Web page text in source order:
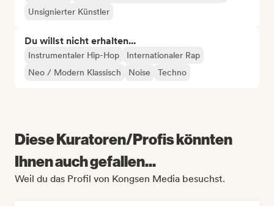
Unsignierter Künstler
Du willst nicht erhalten...
Instrumentaler Hip-Hop
Internationaler Rap
Neo / Modern Klassisch
Noise Techno
Diese Kuratoren/Profis könnten
Ihnen auch gefallen...
Weil du das Profil von Kongsen Media besuchst.